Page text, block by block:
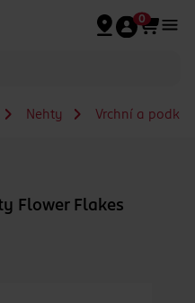
0
Nehty Vrchní a
Flower Flakes